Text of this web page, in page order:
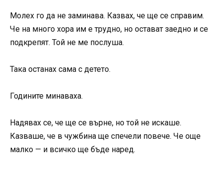
Молех го да не заминава. Казвах, че ще се справим.
Че на много хора им е трудно, но остават заедно и се
подкрепят. Той не ме послуша.
Така останах сама с детето.
Годините минаваха.
Надявах се, че ще се върне, но той не искаше.
Казваше, че в чужбина ще спечели повече. Че още
малко — и всичко ще бъде наред.